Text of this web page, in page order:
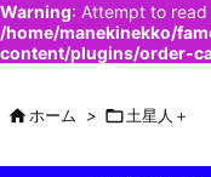
Warning: Attempt to
/home/manekinekko/
content/plugins/order-
ホーム > 土星人＋